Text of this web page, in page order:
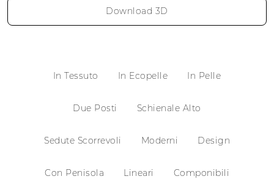
Download 3D
In Tessuto In Ecopelle In Pelle
Due Posti Schienale Alto
Sedute Scorrevoli Moderni Design
Con Penisola Lineari Componibili